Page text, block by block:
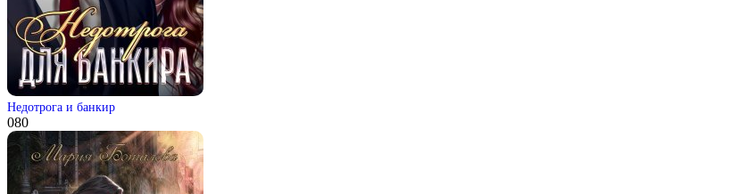
Недотрога и банкир
080